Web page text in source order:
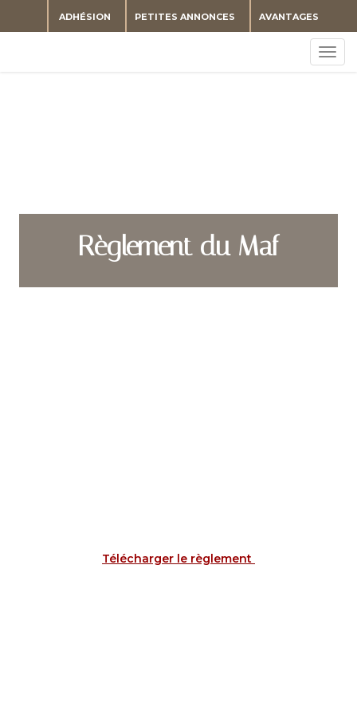
AVANTAGES
PETITES ANNONCES
ADHÉSION
Règlement du Maf
Télécharger le règlement